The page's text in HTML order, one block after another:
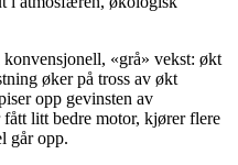
«grå» vekst: økt
øker på tross av økt
opp gevinsten av
litt bedre motor, kjører flere
går opp.